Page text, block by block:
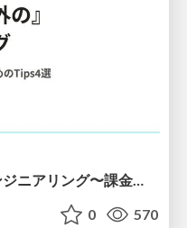
『コードを書く以外の』エンジニアリング〜課金基盤移行プロジェクト推進のためのTips4選
0 570